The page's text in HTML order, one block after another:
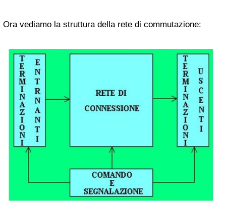
Ora vediamo la struttura della rete di commutazione: